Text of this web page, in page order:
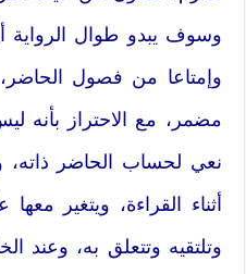
‬وسوف يبدو طوال